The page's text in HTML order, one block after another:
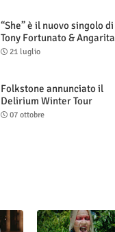
“She” è il nuovo singolo di
Tony Fortunato & Angarita
21 luglio
Folkstone annunciato il
Delirium Winter Tour
(Special Edition)
07 ottobre